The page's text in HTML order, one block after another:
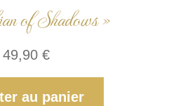
of Shadows »
49,90 €
au panier